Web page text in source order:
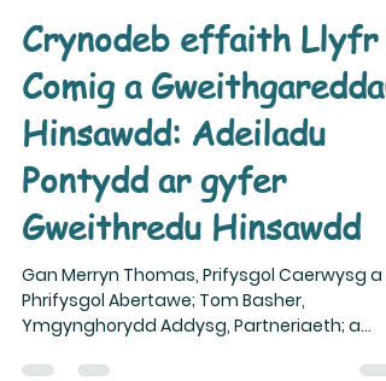
merrynthomas
Jul 23, 2025
4 min read
Crynodeb effaith Llyfr
Comig a Gweithgareddau
Hinsawdd: Adeiladu
Pontydd ar gyfer
Gweithredu Hinsawdd
Gan Merryn Thomas, Prifysgol Caerwysg a